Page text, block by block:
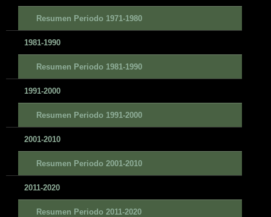
Resumen Periodo 1971-1980
1981-1990
Resumen Periodo 1981-1990
1991-2000
Resumen Periodo 1991-2000
2001-2010
Resumen Periodo 2001-2010
2011-2020
Resumen Periodo 2011-2020